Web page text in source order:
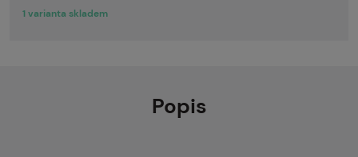
1 varianta skladem
Popis